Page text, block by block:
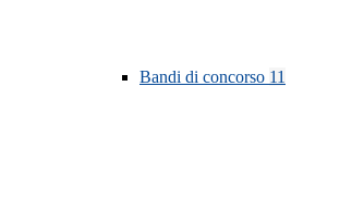
Bandi di concorso 11